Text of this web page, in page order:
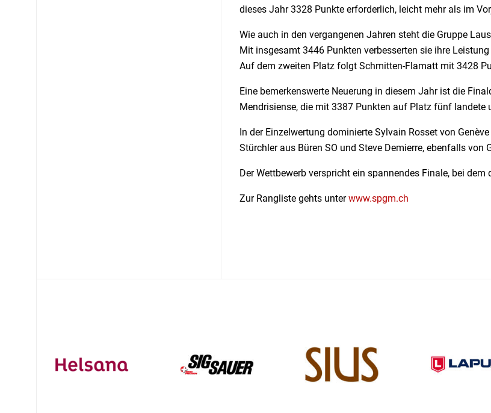
dieses Jahr 3328 Punkte erforderlich, leicht mehr als im
Wie auch in den vergangenen Jahren steht die Gruppe
Mit insgesamt 3446 Punkten verbesserten sie ihre
Auf dem zweiten Platz folgt Schmitten-Flamatt mit 3428
Eine bemerkenswerte Neuerung in diesem Jahr ist die
Mendrisiense, die mit 3387 Punkten auf Platz fünf
In der Einzelwertung dominierte Sylvain Rosset von
Stürchler aus Büren SO und Steve Demierre, ebenfalls von
Der Wettbewerb verspricht ein spannendes Finale, bei
Zur Rangliste gehts unterwww.spgm.ch